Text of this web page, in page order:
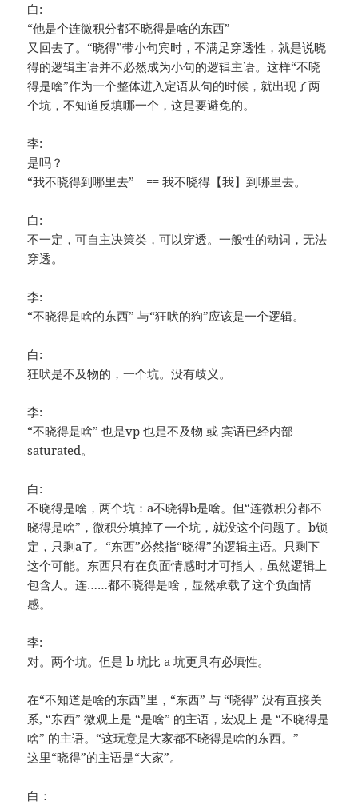
白:
“他是个连微积分都不晓得是啥的东西”
又回去了。“晓得”带小句宾时，不满足穿透性，就是说晓
得的逻辑主语并不必然成为小句的逻辑主语。这样“不晓
得是啥”作为一个整体进入定语从句的时候，就出现了两
个坑，不知道反填哪一个，这是要避免的。
李:
是吗？
“我不晓得到哪里去” == 我不晓得【我】到哪里去。
白:
不一定，可自主决策类，可以穿透。一般性的动词，无法
穿透。
李:
“不晓得是啥的东西” 与“狂吠的狗”应该是一个逻辑。
白:
狂吠是不及物的，一个坑。没有歧义。
李:
“不晓得是啥” 也是vp 也是不及物 或 宾语已经内部
saturated。
白:
不晓得是啥，两个坑：a不晓得b是啥。但“连微积分都不
晓得是啥”，微积分填掉了一个坑，就没这个问题了。b锁
定，只剩a了。“东西”必然指“晓得”的逻辑主语。只剩下
这个可能。东西只有在负面情感时才可指人，虽然逻辑上
包含人。连……都不晓得是啥，显然承载了这个负面情
感。
李:
对。两个坑。但是 b 坑比 a 坑更具有必填性。
在“不知道是啥的东西”里，“东西” 与 “晓得” 没有直接关
系, “东西” 微观上是 “是啥” 的主语，宏观上 是 “不晓得是
啥” 的主语。“这玩意是大家都不晓得是啥的东西。”
这里“晓得”的主语是“大家”。
白：